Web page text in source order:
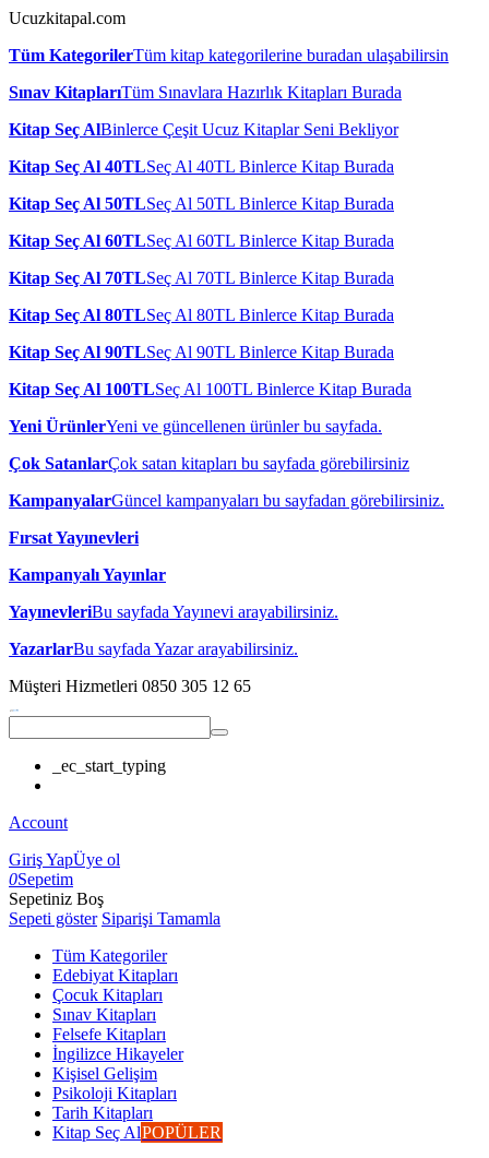
Ucuzkitapal.com
Tüm KategorilerTüm kitap kategorilerine buradan ulaşabilirsin
Sınav KitaplarıTüm Sınavlara Hazırlık Kitapları Burada
Kitap Seç AlBinlerce Çeşit Ucuz Kitaplar Seni Bekliyor
Kitap Seç Al 40TLSeç Al 40TL Binlerce Kitap Burada
Kitap Seç Al 50TLSeç Al 50TL Binlerce Kitap Burada
Kitap Seç Al 60TLSeç Al 60TL Binlerce Kitap Burada
Kitap Seç Al 70TLSeç Al 70TL Binlerce Kitap Burada
Kitap Seç Al 80TLSeç Al 80TL Binlerce Kitap Burada
Kitap Seç Al 90TLSeç Al 90TL Binlerce Kitap Burada
Kitap Seç Al 100TLSeç Al 100TL Binlerce Kitap Burada
Yeni ÜrünlerYeni ve güncellenen ürünler bu sayfada.
Çok SatanlarÇok satan kitapları bu sayfada görebilirsiniz
KampanyalarGüncel kampanyaları bu sayfadan görebilirsiniz.
Fırsat Yayınevleri
Kampanyalı Yayınlar
YayınevleriBu sayfada Yayınevi arayabilirsiniz.
YazarlarBu sayfada Yazar arayabilirsiniz.
Müşteri Hizmetleri 0850 305 12 65
_ec_start_typing
Account
Giriş YapÜye ol
0Sepetim
Sepetiniz Boş
Sepeti göster Siparişi Tamamla
Tüm Kategoriler
Edebiyat Kitapları
Çocuk Kitapları
Sınav Kitapları
Felsefe Kitapları
İngilizce Hikayeler
Kişisel Gelişim
Psikoloji Kitapları
Tarih Kitapları
Kitap Seç AlPOPÜLER